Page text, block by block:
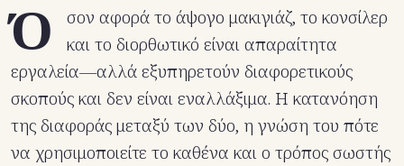
Ό
σον αφορά το άψογο μακιγιάζ, το κονσίλερ
και το διορθωτικό είναι απαραίτητα
εργαλεία—αλλά εξυπηρετούν διαφορετικούς
σκοπούς και δεν είναι εναλλάξιμα. Η κατανόηση
της διαφοράς μεταξύ των δύο, η γνώση του πότε
να χρησιμοποιείτε το καθένα και ο τρόπος σωστής